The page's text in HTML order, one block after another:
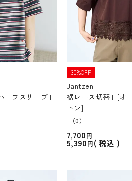
ーフスリーブT
30%OFF
Jantzen
裾レース切替T [オ
トン]
（0）
7,700
5,390 税込